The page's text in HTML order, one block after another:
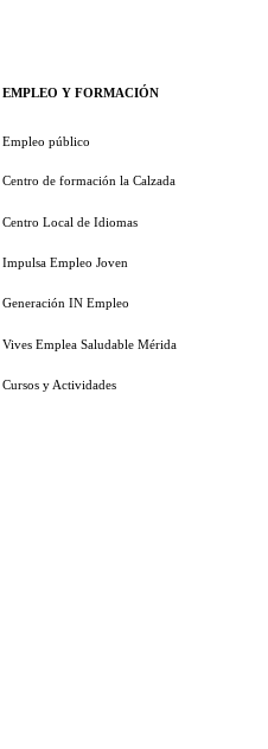
EMPLEO Y FORMACIÓN
Empleo público
Centro de formación la Calzada
Centro Local de Idiomas
Impulsa Empleo Joven
Generación IN Empleo
Vives Emplea Saludable Mérida
Cursos y Actividades